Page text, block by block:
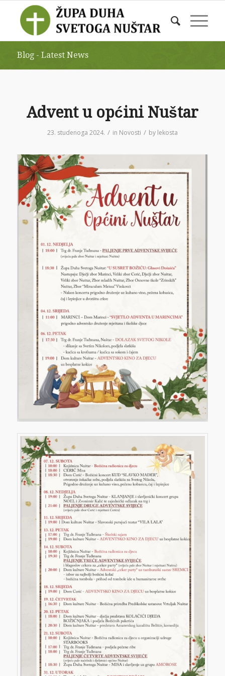
Blog - Latest News
Advent u općini Nuštar
23. studenoga 2024. / in Novosti / by lekosta